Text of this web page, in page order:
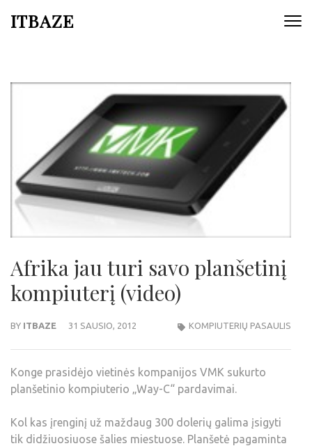
ITBAZE
Afrika jau turi savo planšetinį
kompiuterį (video)
BY ITBAZE 31 SAUSIO, 2012 KOMPIUTERIŲ PASAULIS
Konge prasidėjo vietinės kompanijos VMK sukurto
planšetinio kompiuterio „Way-C“ pardavimai.
Kol kas įrenginį už maždaug 300 dolerių galima įsigyti
tik didžiuosiuose šalies miestuose. Planšetė pagaminta